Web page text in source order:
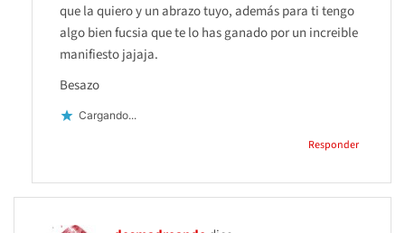
que la quiero y un abrazo tuyo, además para ti tengo
algo bien fucsia que te lo has ganado por un increible
manifiesto jajaja.
Besazo
Cargando...
Responder